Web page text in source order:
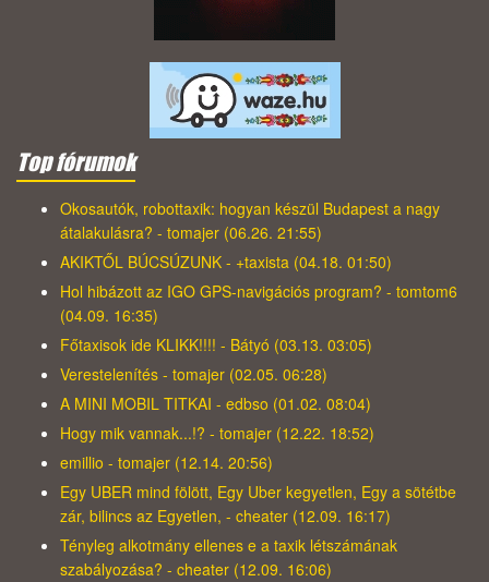
Top fórumok
Okosautók, robottaxik: hogyan készül Budapest a nagy
átalakulásra? - tomajer (06.26. 21:55)
AKIKTŐL BÚCSÚZUNK - +taxista (04.18. 01:50)
Hol hibázott az IGO GPS-navigációs program? - tomtom6
(04.09. 16:35)
Főtaxisok ide KLIKK!!!! - Bátyó (03.13. 03:05)
Verestelenítés - tomajer (02.05. 06:28)
A MINI MOBIL TITKAI - edbso (01.02. 08:04)
Hogy mik vannak...!? - tomajer (12.22. 18:52)
emillio - tomajer (12.14. 20:56)
Egy UBER mind fölött, Egy Uber kegyetlen, Egy a sötétbe
zár, bilincs az Egyetlen, - cheater (12.09. 16:17)
Tényleg alkotmány ellenes e a taxik létszámának
szabályozása? - cheater (12.09. 16:06)